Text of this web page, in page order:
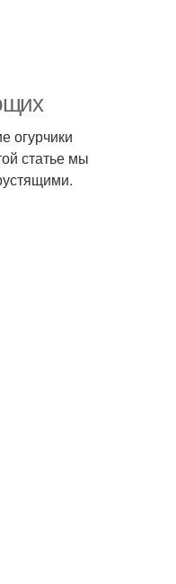
огурчики
статье мы